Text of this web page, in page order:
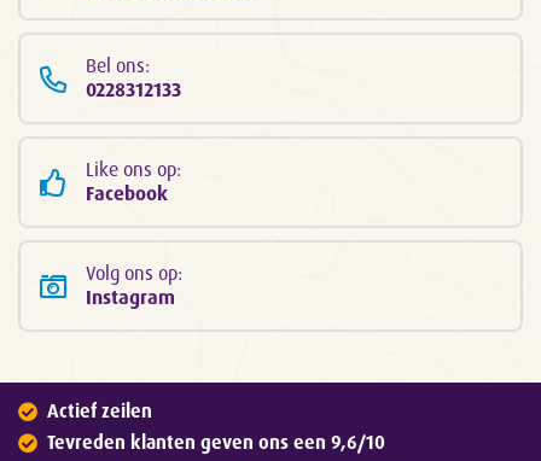
Bel ons:
0228312133
Like ons op:
Facebook
Volg ons op:
Instagram
Actief zeilen
Tevreden klanten geven ons een 9,6/10